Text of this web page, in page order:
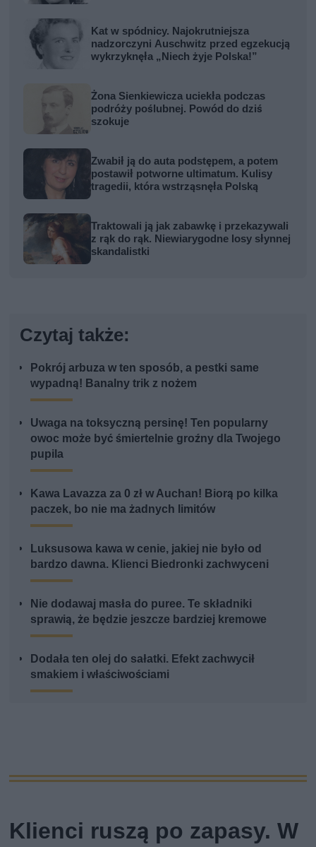
Kat w spódnicy. Najokrutniejsza
nadzorczyni Auschwitz przed egzekucją
wykrzyknęła „Niech żyje Polska!”
Żona Sienkiewicza uciekła podczas
podróży poślubnej. Powód do dziś
szokuje
Zwabił ją do auta podstępem, a potem
postawił potworne ultimatum. Kulisy
tragedii, która wstrząsnęła Polską
Traktowali ją jak zabawkę i przekazywali
z rąk do rąk. Niewiarygodne losy słynnej
skandalistki
Czytaj także:
Pokrój arbuza w ten sposób, a pestki same
wypadną! Banalny trik z nożem
Uwaga na toksyczną persinę! Ten popularny
owoc może być śmiertelnie groźny dla Twojego
pupila
Kawa Lavazza za 0 zł w Auchan! Biorą po kilka
paczek, bo nie ma żadnych limitów
Luksusowa kawa w cenie, jakiej nie było od
bardzo dawna. Klienci Biedronki zachwyceni
Nie dodawaj masła do puree. Te składniki
sprawią, że będzie jeszcze bardziej kremowe
Dodała ten olej do sałatki. Efekt zachwycił
smakiem i właściwościami
Klienci ruszą po zapasy. W